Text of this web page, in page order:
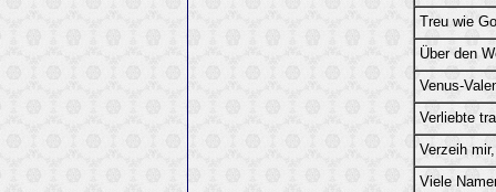
Treu wie
Über den
Venus-
Verliebte
Verzeih
Viele